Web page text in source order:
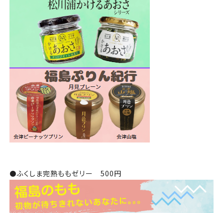
⚫️ふくしま完熟ももゼリー 500円